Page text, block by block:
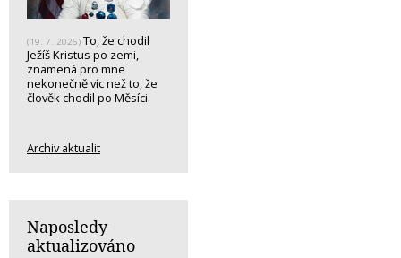
(19. 7. 2026) To, že chodil
Ježíš Kristus po zemi,
znamená pro mne
nekonečně víc než to, že
člověk chodil po Měsíci.
Archiv aktualit
Naposledy
aktualizováno